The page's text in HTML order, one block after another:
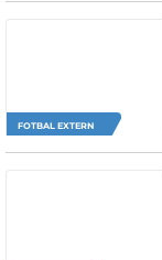
FOTBAL EXTERN